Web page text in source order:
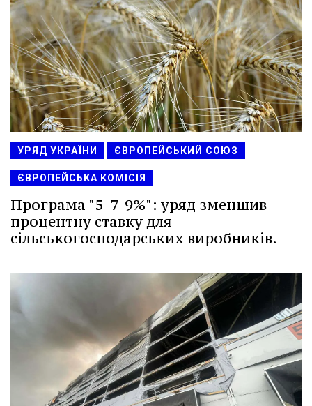
УРЯД УКРАЇНИ ЄВРОПЕЙСЬКИЙ СОЮЗ
ЄВРОПЕЙСЬКА КОМІСІЯ
Програма "5-7-9%": уряд зменшив
процентну ставку для
сільськогосподарських виробників.